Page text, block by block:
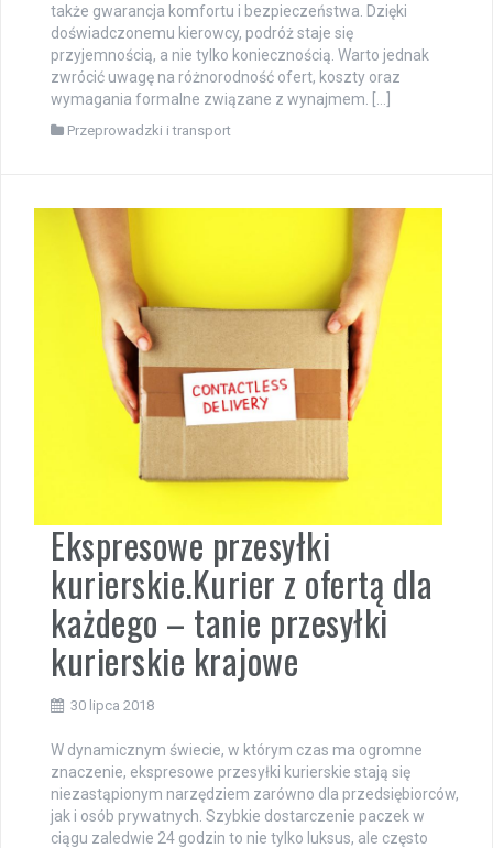
także gwarancja komfortu i bezpieczeństwa. Dzięki
doświadczonemu kierowcy, podróż staje się
przyjemnością, a nie tylko koniecznością. Warto jednak
zwrócić uwagę na różnorodność ofert, koszty oraz
wymagania formalne związane z wynajmem. […]
Przeprowadzki i transport
Ekspresowe przesyłki
kurierskie.Kurier z ofertą dla
każdego – tanie przesyłki
kurierskie krajowe
30 lipca 2018
W dynamicznym świecie, w którym czas ma ogromne
znaczenie, ekspresowe przesyłki kurierskie stają się
niezastąpionym narzędziem zarówno dla przedsiębiorców,
jak i osób prywatnych. Szybkie dostarczenie paczek w
ciągu zaledwie 24 godzin to nie tylko luksus, ale często